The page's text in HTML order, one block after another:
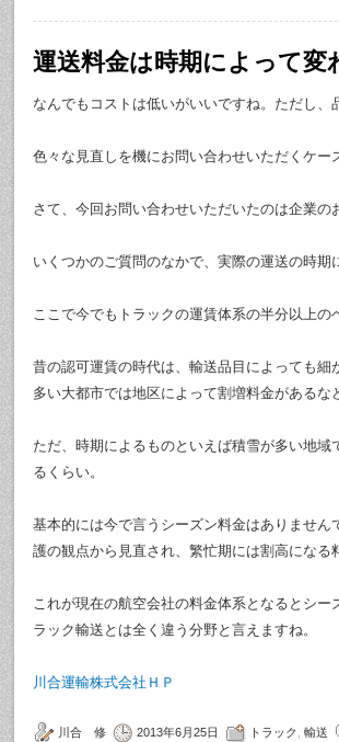
運送料金は時期によって変
なんでもコストは低いがいいですね。ただし、
色々な見直しを機にお問い合わせいただくケー
さて、今回お問い合わせいただいたのは企業
いくつかのご質問のなかで、実際の運送の時
ここで今でもトラックの運賃体系の半分以上
昔の認可運賃の時代は、輸送品目によっても
多い大都市では地区によって割増料金があるな
ただ、時期によるものといえば積雪が多い地
るくらい。
基本的には今で言うシーズン料金はありませ
護の観点から見直され、繁忙期には割高にな
これが現在の航空会社の料金体系となるとシ
ラック輸送とは全く違う分野と言えますね。
川合運輸株式会社ＨＰ
川合 修 2013年6月25日 トラック 輸送